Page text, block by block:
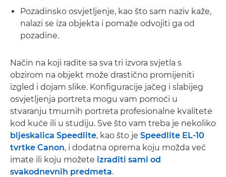
Pozadinsko osvjetljenje, kao što sam naziv kaže,
nalazi se iza objekta i pomaže odvojiti ga od
pozadine.
Način na koji radite sa sva tri izvora svjetla s
obzirom na objekt može drastično promijeniti
izgled i dojam slike. Konfiguracije jačeg i slabijeg
osvjetljenja portreta mogu vam pomoći u
stvaranju tmurnih portreta profesionalne kvalitete
kod kuće ili u studiju. Sve što vam treba je nekoliko
bljeskalica Speedlite, kao što je Speedlite EL-10
tvrtke Canon, i dodatna oprema koju možda već
imate ili koju možete izraditi sami od
svakodnevnih predmeta.